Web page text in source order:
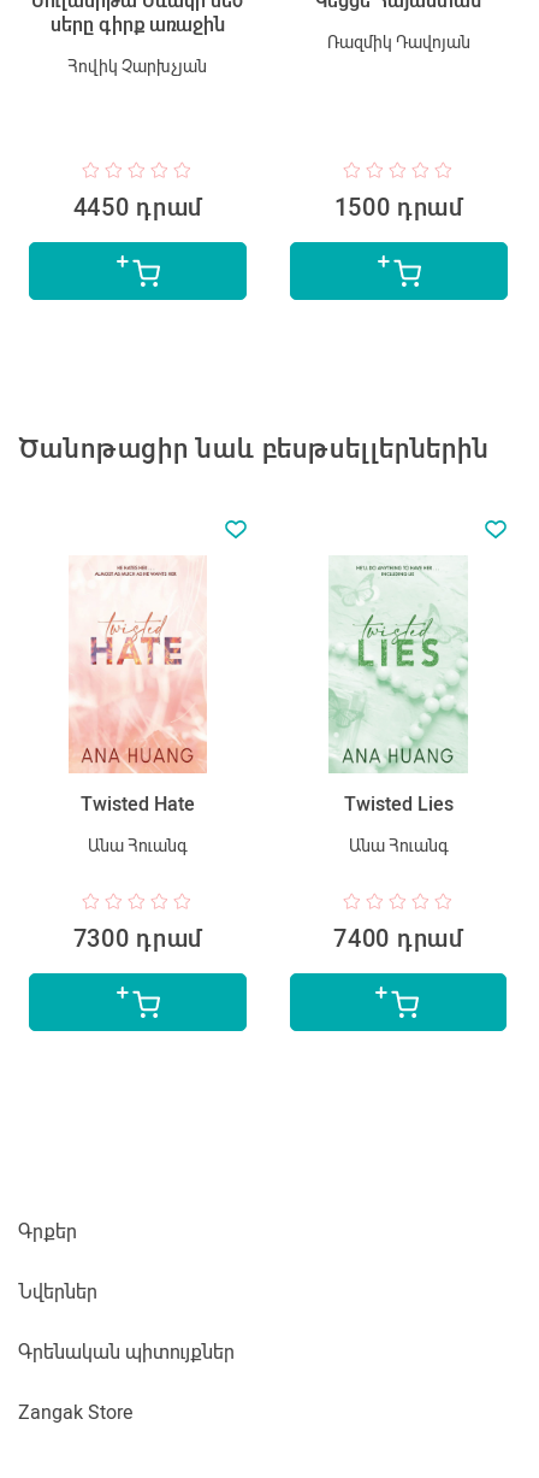
սերը գիրք առաջին
Հովիկ Չարխչյան
4450 դրամ
Ռազմիկ Դավոյան
1500 դրամ
Ծանոթացիր նաև բեսթսելլերներին
Twisted Hate
Անա Հուանգ
7300 դրամ
Twisted Lies
Անա Հուանգ
7400 դրամ
Գրքեր
Նվերներ
Գրենական պիտույքներ
Zangak Store